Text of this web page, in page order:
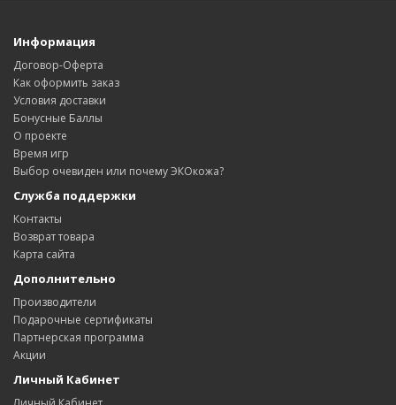
Информация
Договор-Оферта
Как оформить заказ
Условия доставки
Бонусные Баллы
О проекте
Время игр
Выбор очевиден или почему ЭКОкожа?
Служба поддержки
Контакты
Возврат товара
Карта сайта
Дополнительно
Производители
Подарочные сертификаты
Партнерская программа
Акции
Личный Кабинет